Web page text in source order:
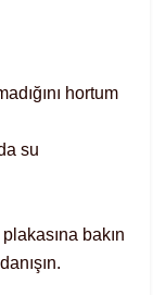
hortum
su
bakın